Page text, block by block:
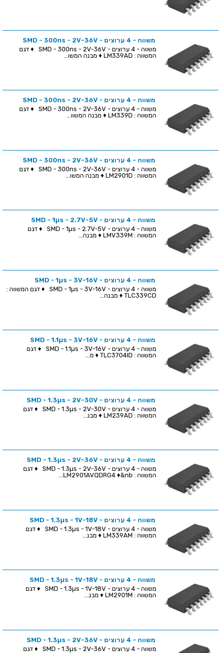
משווה - 4 ערוצים - SMD - 300ns - 2V-36V
משווה - 4 ערוצים - SMD - 300ns - 2V-36V ♦ דגם
המשווה : LM339AD ♦ מבנה המשו...
משווה - 4 ערוצים - SMD - 300ns - 2V-36V
משווה - 4 ערוצים - SMD - 300ns - 2V-36V ♦ דגם
המשווה : LM339D ♦ מבנה המשוו...
משווה - 4 ערוצים - SMD - 300ns - 2V-36V
משווה - 4 ערוצים - SMD - 300ns - 2V-36V ♦ דגם
המשווה : LM2901D ♦ מבנה המשו...
משווה - 4 ערוצים - SMD - 1µs - 2.7V-5V
משווה - 4 ערוצים - SMD - 1µs - 2.7V-5V ♦ דגם
המשווה : LMV339M ♦ מבנה...
משווה - 4 ערוצים - SMD - 1µs - 3V-16V
משווה - 4 ערוצים - SMD - 1µs - 3V-16V ♦ דגם המשווה :
TLC339CD ♦ מבנה...
משווה - 4 ערוצים - SMD - 1.1µs - 3V-16V
משווה - 4 ערוצים - SMD - 1.1µs - 3V-16V ♦ דגם
המשווה : TLC3704ID ♦ מ...
משווה - 4 ערוצים - SMD - 1.3µs - 2V-30V
משווה - 4 ערוצים - SMD - 1.3µs - 2V-30V ♦ דגם
המשווה : LM239AD ♦ מבנ...
משווה - 4 ערוצים - SMD - 1.3µs - 2V-36V
משווה - 4 ערוצים - SMD - 1.3µs - 2V-36V ♦ דגם
המשווה : LM2901AVQDRG4 ♦&nb...
משווה - 4 ערוצים - SMD - 1.3µs - 1V-18V
משווה - 4 ערוצים - SMD - 1.3µs - 1V-18V ♦ דגם
המשווה : LM339AM ♦ מבנ...
משווה - 4 ערוצים - SMD - 1.3µs - 1V-18V
משווה - 4 ערוצים - SMD - 1.3µs - 1V-18V ♦ דגם
המשווה : LM2901M ♦ מבנ...
משווה - 4 ערוצים - SMD - 1.3µs - 2V-36V
משווה - 4 ערוצים - SMD - 1.3µs - 2V-36V ♦ דגם